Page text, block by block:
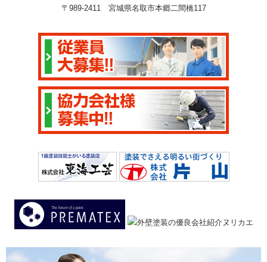
〒989-2411 宮城県名取市本郷二間橋117